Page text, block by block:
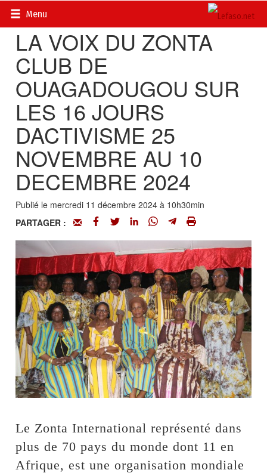
Menu
Accueil>
LA VOIX DU ZONTA
CLUB DE
OUAGADOUGOU SUR
LES 16 JOURS
DACTIVISME 25
NOVEMBRE AU 10
DECEMBRE 2024
Publié le mercredi 11 décembre 2024 à 10h30min
PARTAGER :
Le Zonta International représenté dans
plus de 70 pays du monde dont 11 en
Afrique, est une organisation mondiale